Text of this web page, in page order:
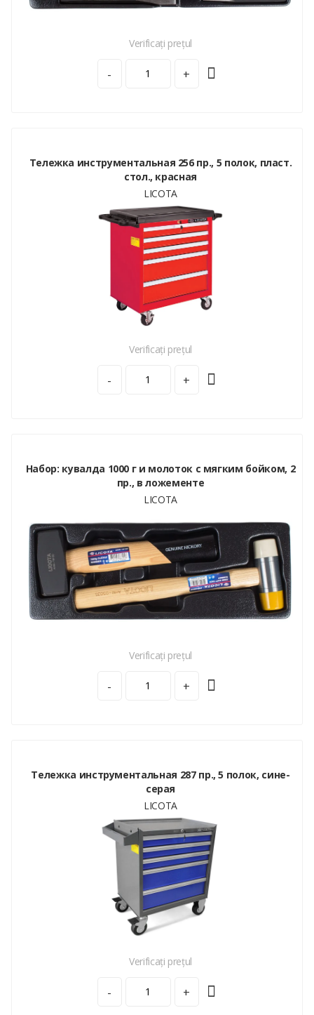
Verificați prețul
- +
Тележка инструментальная 256 пр., 5 полок, пласт.
стол., красная
LICOTA
Verificați prețul
- +
Набор: кувалда 1000 г и молоток с мягким бойком, 2
пр., в ложементе
LICOTA
Verificați prețul
- +
Тележка инструментальная 287 пр., 5 полок, сине-
серая
LICOTA
Verificați prețul
- +